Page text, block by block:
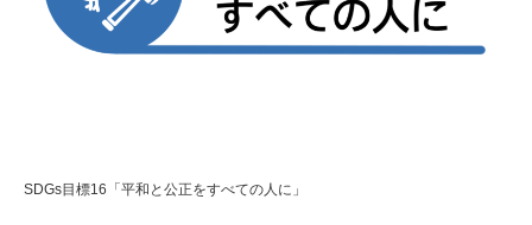
SDGs目標16「平和と公正をすべての人に」